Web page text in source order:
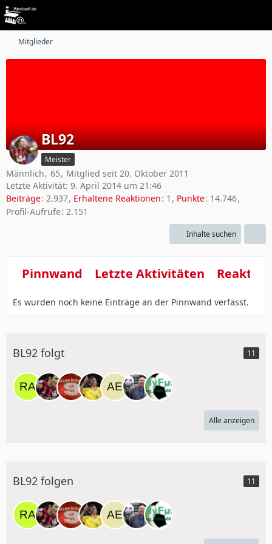
Mitglieder
BL92
Meister
Männlich 65
Mitglied seit 20. Oktober 2011
Letzte Aktivität: 9. April 2014 um 21:46
Beiträge 2.937 Erhaltene Reaktionen 1 Punkte 14.746
Profil-Aufrufe 2.151
Inhalte suchen
Pinnwand Letzte Aktivitäten
Es wurden noch keine Einträge an der Pinnwand verfasst.
BL92 folgt 11
Alle anzeigen
BL92 folgen 11